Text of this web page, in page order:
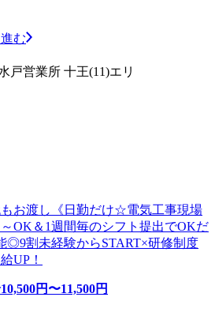
む
戸営業所 十王(11)エリ
お渡し《日勤だけ☆電気工事現場
OK＆1週間毎のシフト提出でOKだ
◎9割未経験からSTART×研修制度
UP！
10,500円〜11,500円